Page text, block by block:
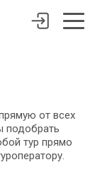
от всех
подобрать
тур прямо